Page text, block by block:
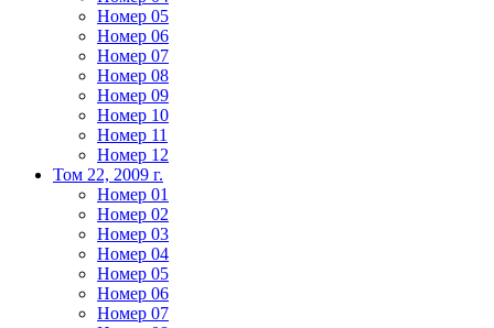
Номер 05
Номер 06
Номер 07
Номер 08
Номер 09
Номер 10
Номер 11
Номер 12
Том 22, 2009 г.
Номер 01
Номер 02
Номер 03
Номер 04
Номер 05
Номер 06
Номер 07